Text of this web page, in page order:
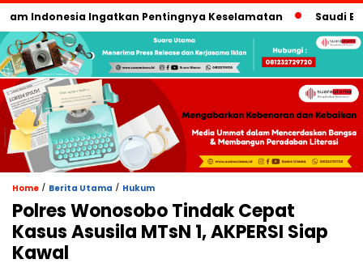
Indonesia Ingatkan Pentingnya Keselamatan Saudi Edu
Home / Berita Utama / Hukum
Polres Wonosobo Tindak Cepat
Kasus Asusila MTsN 1, AKPERSI Siap
Kawal